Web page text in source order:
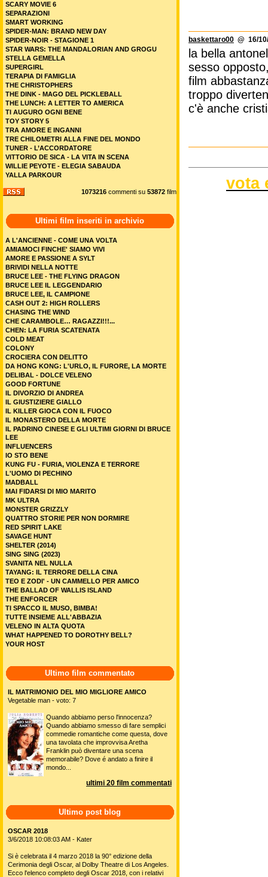
baskettaro00 @ 16/
la bella
sesso
film
troppo
c'è anche
vota
SCARY MOVIE 6
SEPARAZIONI
SMART WORKING
SPIDER-MAN: BRAND NEW DAY
SPIDER-NOIR - STAGIONE 1
STAR WARS: THE MANDALORIAN AND GROGU
STELLA GEMELLA
SUPERGIRL
TERAPIA DI FAMIGLIA
THE CHRISTOPHERS
THE DINK - MAGO DEL PICKLEBALL
THE LUNCH: A LETTER TO AMERICA
TI AUGURO OGNI BENE
TOY STORY 5
TRA AMORE E INGANNI
TRE CHILOMETRI ALLA FINE DEL MONDO
TUNER - L’ACCORDATORE
VITTORIO DE SICA - LA VITA IN SCENA
WILLIE PEYOTE - ELEGIA SABAUDA
YALLA PARKOUR
1073216 commenti su 53872 film
Ultimi film inseriti in archivio
A L'ANCIENNE - COME UNA VOLTA
AMIAMOCI FINCHE' SIAMO VIVI
AMORE E PASSIONE A SYLT
BRIVIDI NELLA NOTTE
BRUCE LEE - THE FLYING DRAGON
BRUCE LEE IL LEGGENDARIO
BRUCE LEE, IL CAMPIONE
CASH OUT 2: HIGH ROLLERS
CHASING THE WIND
CHE CARAMBOLE… RAGAZZI!!!...
CHEN: LA FURIA SCATENATA
COLD MEAT
COLONY
CROCIERA CON DELITTO
DA HONG KONG: L'URLO, IL FURORE, LA MORTE
DELIBAL - DOLCE VELENO
GOOD FORTUNE
IL DIVORZIO DI ANDREA
IL GIUSTIZIERE GIALLO
IL KILLER GIOCA CON IL FUOCO
IL MONASTERO DELLA MORTE
IL PADRINO CINESE E GLI ULTIMI GIORNI DI BRUCE
LEE
INFLUENCERS
IO STO BENE
KUNG FU - FURIA, VIOLENZA E TERRORE
L'UOMO DI PECHINO
MADBALL
MAI FIDARSI DI MIO MARITO
MK ULTRA
MONSTER GRIZZLY
QUATTRO STORIE PER NON DORMIRE
RED SPIRIT LAKE
SAVAGE HUNT
SHELTER (2014)
SING SING (2023)
SVANITA NEL NULLA
TAYANG: IL TERRORE DELLA CINA
TEO E ZODI' - UN CAMMELLO PER AMICO
THE BALLAD OF WALLIS ISLAND
THE ENFORCER
TI SPACCO IL MUSO, BIMBA!
TUTTE INSIEME ALL'ABBAZIA
VELENO IN ALTA QUOTA
WHAT HAPPENED TO DOROTHY BELL?
YOUR HOST
Ultimo film commentato
IL MATRIMONIO DEL MIO MIGLIORE AMICO
Vegetable man - voto: 7
Quando abbiamo perso l'innocenza?
Quando abbiamo smesso di fare semplici
commedie romantiche come questa, dove
una tavolata che improvvisa Aretha
Franklin può diventare una scena
memorabile? Dove é andato a finire il
mondo...
ultimi 20 film commentati
Ultimo post blog
OSCAR 2018
3/6/2018 10:08:03 AM - Kater
Si è celebrata il 4 marzo 2018 la 90° edizione della
Cerimonia degli Oscar, al Dolby Theatre di Los Angeles.
Ecco l'elenco completo degli Oscar 2018, con i relativi